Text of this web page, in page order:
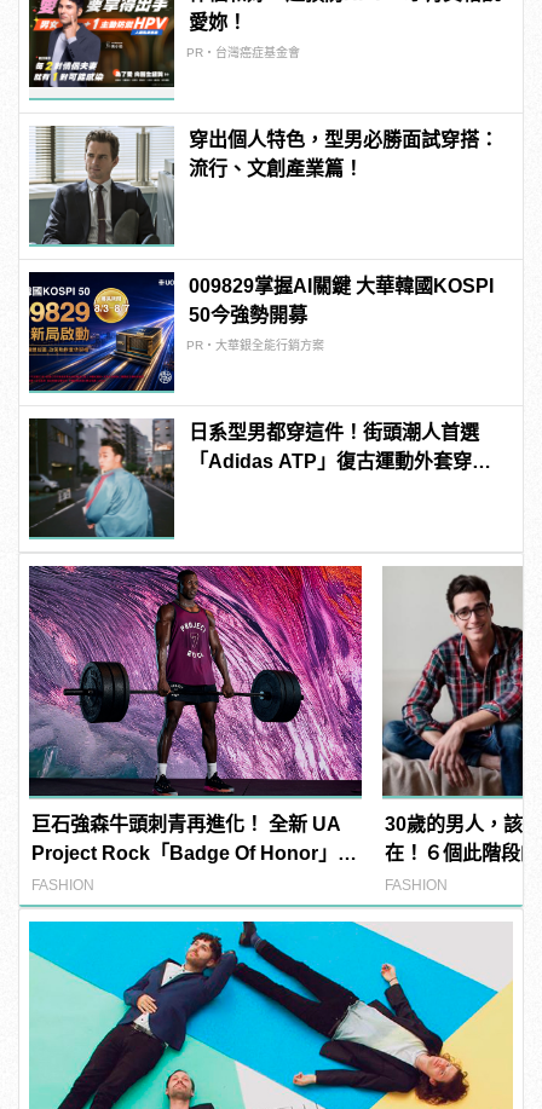
愛妳！
PR・台灣癌症基金會
穿出個人特色，型男必勝面試穿搭：
流行、文創產業篇！
009829掌握AI關鍵 大華韓國KOSPI
50今強勢開募
PR・大華銀全能行銷方案
日系型男都穿這件！街頭潮人首選
「Adidas ATP」復古運動外套穿搭
巨石強森牛頭刺青再進化！ 全新 UA
Project Rock「Badge Of Honor」威
猛上架
FASHION
30歲的男人，該
在！６個此階段
FASHION